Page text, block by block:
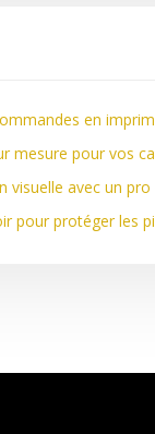
en
mesure pour vos
avec un pro
pour protéger les